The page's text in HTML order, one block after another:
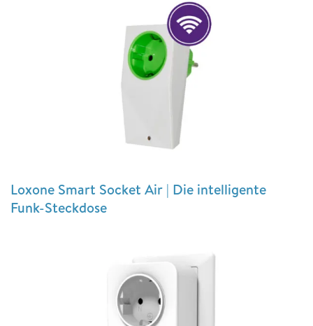
Loxone Smart Socket Air | Die intelligente
Funk-Steckdose